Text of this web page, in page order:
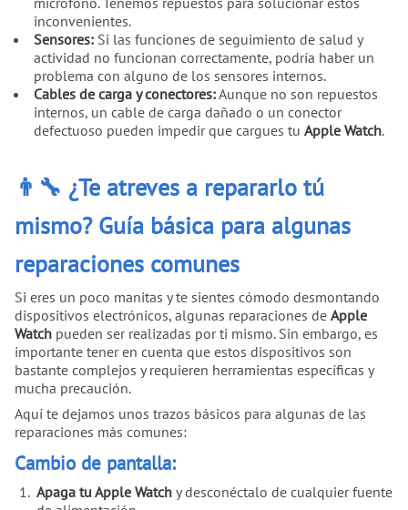
inconvenientes.
Sensores:Si las funciones de seguimiento de salud y
actividad no funcionan correctamente, podría haber un
problema con alguno de los sensores internos.
Cables de carga y conectores:Aunque no son repuestos
internos, un cable de carga dañado o un conector
defectuoso pueden impedir que cargues tu Apple Watch.
👨‍🔧 ¿Te atreves a repararlo tú
mismo? Guía básica para algunas
reparaciones comunes
Si eres un poco manitas y te sientes cómodo desmontando
dispositivos electrónicos, algunas reparaciones de Apple
Watch pueden ser realizadas por ti mismo. Sin embargo, es
importante tener en cuenta que estos dispositivos son
bastante complejos y requieren herramientas específicas y
mucha precaución.
Aquí te dejamos unos trazos básicos para algunas de las
reparaciones más comunes:
Cambio de pantalla:
Apaga tu Apple Watch y desconéctalo de cualquier fuente